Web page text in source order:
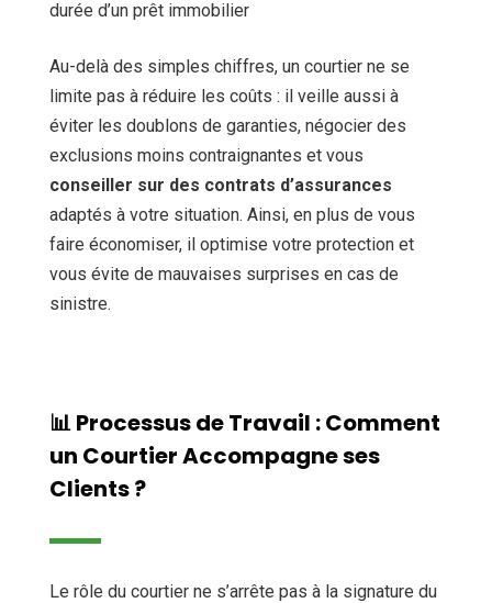
durée d’un prêt immobilier
Au-delà des simples chiffres, un courtier ne se
limite pas à réduire les coûts : il veille aussi à
éviter les doublons de garanties, négocier des
exclusions moins contraignantes et vous
conseiller sur des contrats d’assurances
adaptés à votre situation. Ainsi, en plus de vous
faire économiser, il optimise votre protection et
vous évite de mauvaises surprises en cas de
sinistre.
📊 Processus de Travail : Comment
un Courtier Accompagne ses
Clients ?
Le rôle du courtier ne s’arrête pas à la signature du